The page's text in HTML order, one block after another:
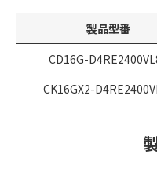
製品型番
CD16G-
CK16GX2-